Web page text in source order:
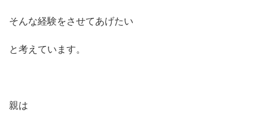
そんな経験をさせてあげたい
と考えています。
親は